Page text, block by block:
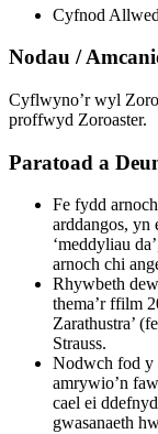
Cyfnod
Nodau /
Cyflwyno’r wyl
proffwyd Zoroaster.
Paratoad a
Fe fydd
arddangos, yn
‘meddyliau
arnoch chi
Rhywbeth
thema’r ffilm
Zarathustra’
Strauss.
Nodwch fod y
amrywio’n
cael ei
gwasanaeth